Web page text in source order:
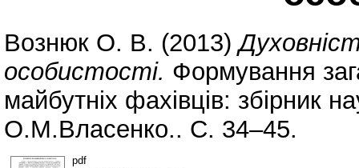
Вознюк О. В. (2013)
особистості. Формування
майбутніх фахівців: збірник
О.М.Власенко.. С. 34–45.
pdf